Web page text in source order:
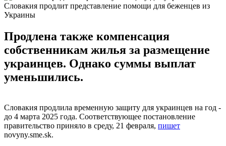
Словакия продлит представление помощи для беженцев из
Украины
Продлена также компенсация
собственникам жилья за размещение
украинцев. Однако суммы выплат
уменьшились.
Словакия продлила временную защиту для украинцев на год -
до 4 марта 2025 года. Соответствующее постановление
правительство приняло в среду, 21 февраля, пишет
novyny.sme.sk.